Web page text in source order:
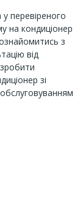
перевіреного
на кондиціонер
з
від
зі